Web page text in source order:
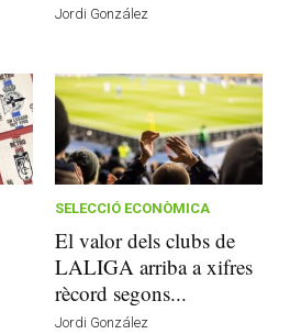
Jordi González
SELECCIÓ ECONÒMICA
El valor dels clubs de
LALIGA arriba a xifres
rècord segons...
Jordi González